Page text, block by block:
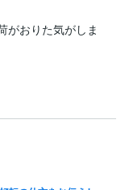
がおりた気がしま